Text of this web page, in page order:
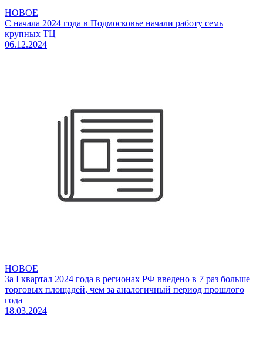
НОВОЕ
С начала 2024 года в Подмосковье начали работу семь
крупных ТЦ
06.12.2024
НОВОЕ
За I квартал 2024 года в регионах РФ введено в 7 раз больше
торговых площадей, чем за аналогичный период прошлого
года
18.03.2024